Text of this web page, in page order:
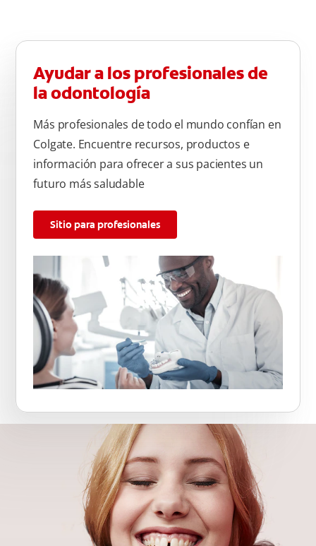
Ayudar a los profesionales de
la odontología
Más profesionales de todo el mundo confían en
Colgate. Encuentre recursos, productos e
información para ofrecer a sus pacientes un
futuro más saludable
Sitio para profesionales